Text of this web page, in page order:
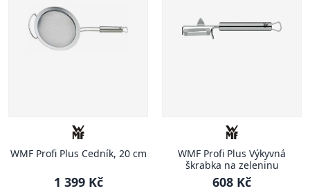
WMF Profi Plus Cedník, 20 cm
1 399 Kč
WMF Profi Plus Výkyvná
škrabka na zeleninu
608 Kč